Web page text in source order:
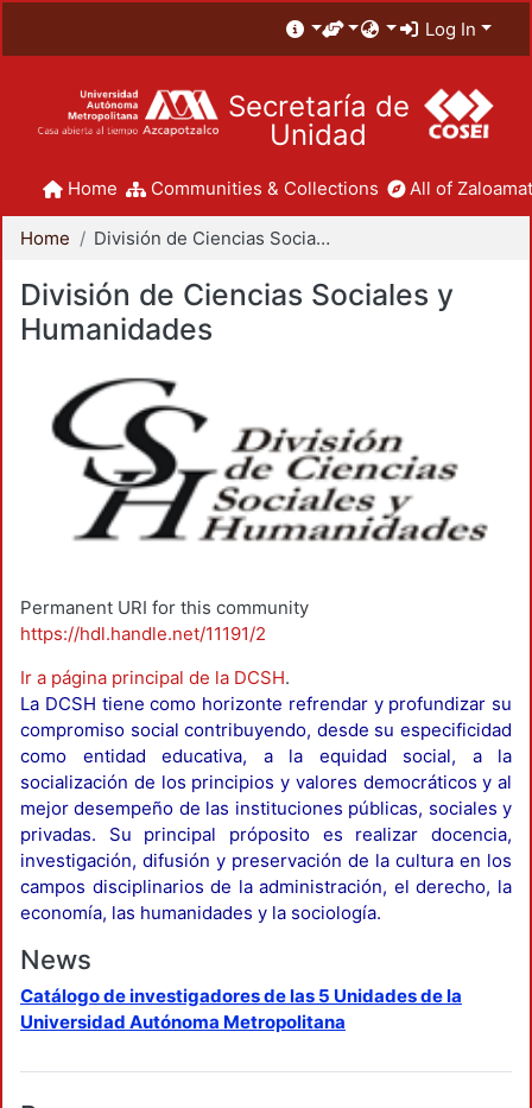
Log In
Secretaría de
Unidad
Home Communities & Collections All of
Home División de Ciencias Sociales y Humanidades
División de Ciencias Sociales y
Humanidades
Permanent URI for this community
https://hdl.handle.net/11191/2
Ir a página principal de la DCSH.
La DCSH tiene como horizonte refrendar y profundizar su
compromiso social contribuyendo, desde su especificidad
como entidad educativa, a la equidad social, a la
socialización de los principios y valores democráticos y al
mejor desempeño de las instituciones públicas, sociales y
privadas. Su principal próposito es realizar docencia,
investigación, difusión y preservación de la cultura en los
campos disciplinarios de la administración, el derecho, la
economía, las humanidades y la sociología.
News
Catálogo de investigadores de las 5 Unidades de la
Universidad Autónoma Metropolitana